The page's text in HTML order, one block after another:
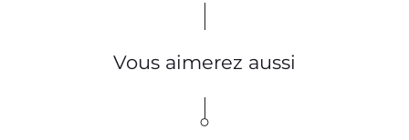
Vous aimerez aussi